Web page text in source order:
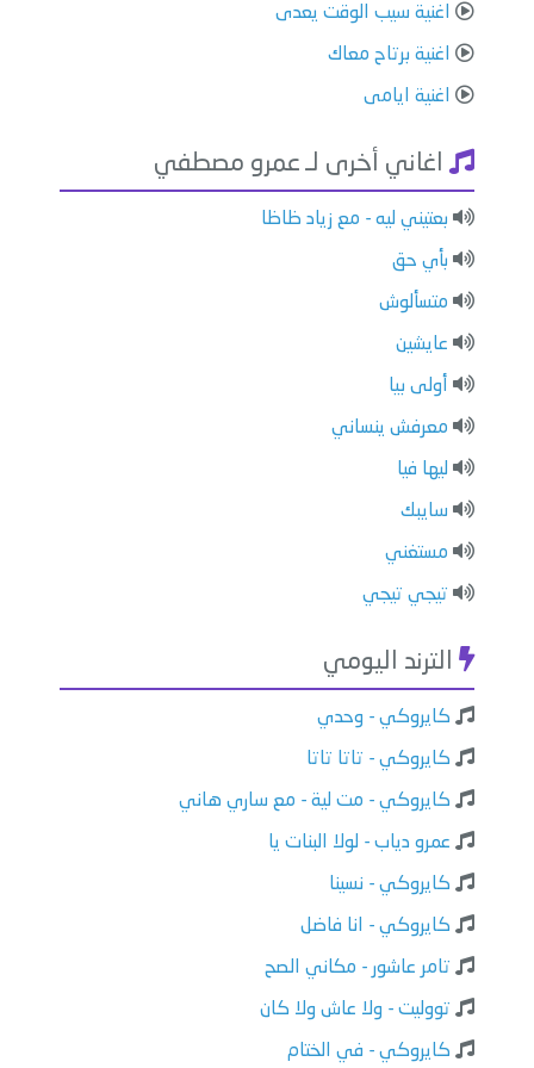
اغنية سيب الوقت يعدى
اغنية برتاح معاك
اغنية ايامى
اغاني أخرى لـ عمرو مصطفي
بعتيني ليه - مع زياد ظاظا
بأي حق
متسألوش
عايشين
أولى بيا
معرفش ينساني
ليها فيا
سايبك
مستغني
تيجي تيجي
الترند اليومي
كايروكي - وحدي
كايروكي - تاتا تاتا
كايروكي - مت لية - مع ساري هاني
عمرو دياب - لولا البنات يا
كايروكي - نسينا
كايروكي - انا فاضل
تامر عاشور - مكاني الصح
تووليت - ولا عاش ولا كان
كايروكي - في الختام